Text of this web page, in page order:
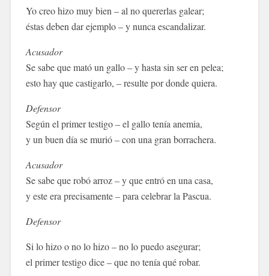
Yo creo hizo muy bien – al no quererlas galear;
éstas deben dar ejemplo – y nunca escandalizar.
Acusador
Se sabe que mató un gallo – y hasta sin ser en pelea;
esto hay que castigarlo, – resulte por donde quiera.
Defensor
Según el primer testigo – el gallo tenía anemia,
y un buen día se murió – con una gran borrachera.
Acusador
Se sabe que robó arroz – y que entró en una casa,
y este era precisamente – para celebrar la Pascua.
Defensor
Si lo hizo o no lo hizo – no lo puedo asegurar;
el primer testigo dice – que no tenía qué robar.